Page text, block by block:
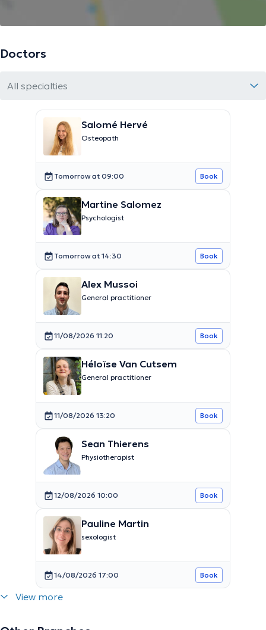
Doctors
All specialties
Salomé Hervé
Osteopath
Tomorrow at 09:00 Book
Martine Salomez
Psychologist
Tomorrow at 14:30 Book
Alex Mussoi
General practitioner
11/08/2026 11:20 Book
Héloïse Van Cutsem
General practitioner
11/08/2026 13:20 Book
Sean Thierens
Physiotherapist
12/08/2026 10:00 Book
Pauline Martin
sexologist
14/08/2026 17:00 Book
View more